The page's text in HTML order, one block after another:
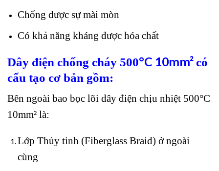
Chống được sự mài mòn
Có khả năng kháng được hóa chất
Dây điện chống cháy 500°C 10mm²có
cấu tạo cơ bản gồm:
Bên ngoài bao bọc lõi dây điện chịu nhiệt 500°C
10mm² là:
Lớp Thủy tinh (Fiberglass Braid) ở ngoài
cùng